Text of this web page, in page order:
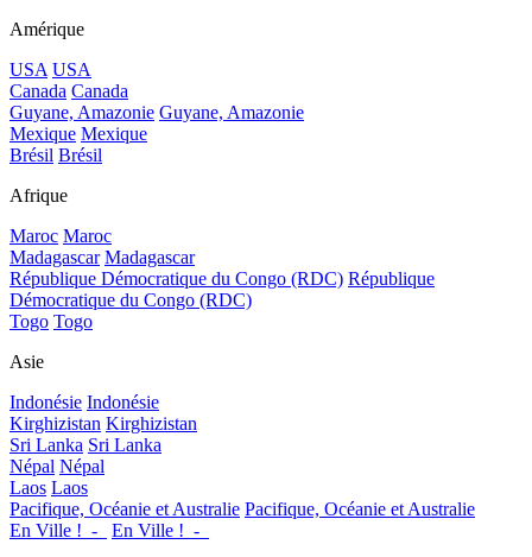
Amérique
USA USA
Canada Canada
Guyane, Amazonie Guyane, Amazonie
Mexique Mexique
Brésil Brésil
Afrique
Maroc Maroc
Madagascar Madagascar
République Démocratique du Congo (RDC) République
Démocratique du Congo (RDC)
Togo Togo
Asie
Indonésie Indonésie
Kirghizistan Kirghizistan
Sri Lanka Sri Lanka
Népal Népal
Laos Laos
Pacifique, Océanie et Australie Pacifique, Océanie et Australie
En Ville !_-_
En Ville !_-_